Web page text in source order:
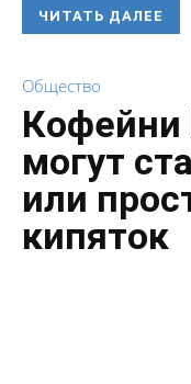
ЧИТАТЬ ДАЛЕЕ
Общество
Кофейни
могут
или
кипяток